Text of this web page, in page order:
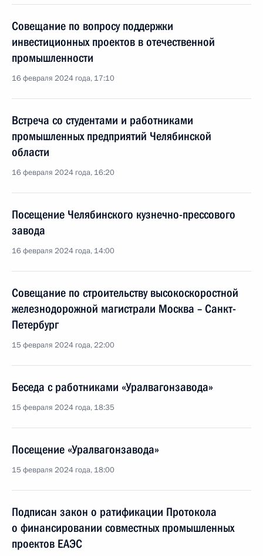
Совещание по вопросу поддержки
инвестиционных проектов в отечественной
промышленности
16 февраля 2024 года, 17:10
Встреча со студентами и работниками
промышленных предприятий Челябинской
области
16 февраля 2024 года, 16:20
Посещение Челябинского кузнечно-прессового
завода
16 февраля 2024 года, 14:00
Совещание по строительству высокоскоростной
железнодорожной магистрали Москва – Санкт-
Петербург
15 февраля 2024 года, 22:00
Беседа с работниками «Уралвагонзавода»
15 февраля 2024 года, 18:35
Посещение «Уралвагонзавода»
15 февраля 2024 года, 18:00
Подписан закон о ратификации Протокола
о финансировании совместных промышленных
проектов ЕАЭС